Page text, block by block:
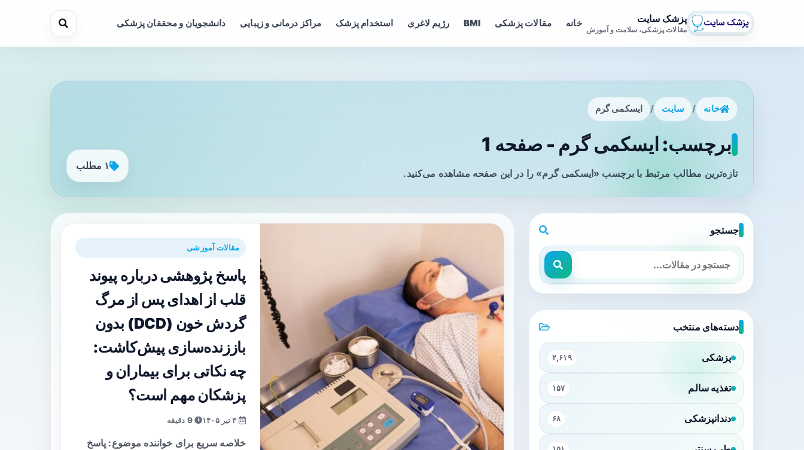
پزشک سایت
مقالات پزشکی، سلامت و آموزش
خانه مقالات پزشکی BMI رژیم لاغری استخدام پزشک مراکز درمانی و زیبایی دانشجویان و محققان پزشکی
خانه / سایت / ایسکمی گرم
برچسب: ایسکمی گرم - صفحه 1
تازه‌ترین مطالب مرتبط با برچسب «ایسکمی گرم» را در این صفحه مشاهده می‌کنید.
۱ مطلب
مقالات آموزشی
پاسخ پژوهشی درباره پیوند
قلب از اهدای پس از مرگ
گردش خون (DCD) بدون
باززنده‌سازی پیش‌کاشت:
چه نکاتی برای بیماران و
پزشکان مهم است؟
9 دقیقه
خلاصه سریع برای خواننده موضوع: پاسخ
جستجو
دسته‌های منتخب
پزشکی ۲,۶۱۹
تغذیه سالم ۱۵۷
دندانپزشکی ۶۸